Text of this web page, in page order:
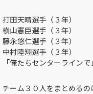
打田天晴選手 （３年）
横山憲臣選手 （３年）
藤永悠仁選手 （３年）
中村陸翔選手 （３年）
「俺たちセンターライン
チーム３０人をまとめるの